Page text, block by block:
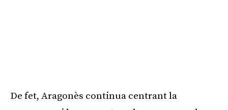
De fet, Aragonès continua centrant la